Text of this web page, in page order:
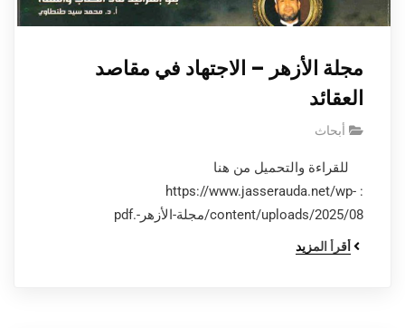
مجلة الأزهر – الاجتهاد في مقاصد
العقائد
أبحاث
للقراءة والتحميل من هنا
: https://www.jasserauda.net/wp-
content/uploads/2025/08/مجلة-الأزهر-.pdf
أقرأ المزيد